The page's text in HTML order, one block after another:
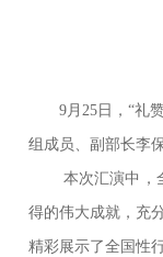
9月25日，“礼赞
组成员、副部长李
本次汇演中，
得的伟大成就，充
精彩展示了全国性